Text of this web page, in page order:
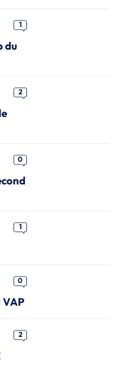
1
du
2
0
1
0
2